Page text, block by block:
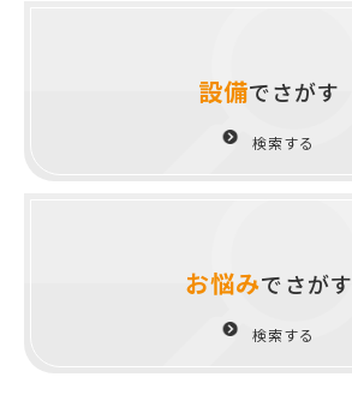
設備でさがす
検索する
お悩みでさがす
検索する